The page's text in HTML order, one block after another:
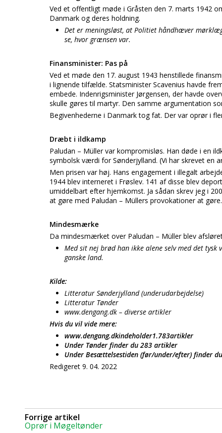
Ved et offentligt møde i Gråsten den 7. marts 1942
Danmark og deres holdning.
Det er meningsløst, at Politiet håndhæver
se, hvor grænsen var.
Finansminister: Pas på
Ved et møde den 17. august 1943 henstillede
i lignende tilfælde. Statsminister Scavenius havde
embede. Indenrigsminister Jørgensen, der havde
skulle gøres til martyr. Den samme argumentation
Begivenhederne i Danmark tog fat. Der var oprør i
Dræbt i ildkamp
Paludan – Müller var kompromisløs. Han døde i en
symbolsk værdi for Sønderjylland. (Vi har skrevet en
Men prisen var høj. Hans engagement i illegalt
1944 blev interneret i Frøslev. 141 af disse blev
umiddelbart efter hjemkomst. Ja sådan skrev jeg i
at gøre med Paludan – Müllers provokationer at gøre.
Mindesmærke
Da mindesmærket over Paludan – Müller blev
Med sit nej brød han ikke alene selv med det
ganske land.
Kilde:
Litteratur Sønderjylland (underudarbejdelse)
Litteratur Tønder
www.dengang.dk – diverse artikler
Hvis du vil vide mere:
www.dengang.dkindeholder1.783artikler
Under Tønder finder du 283 artikler
Under Besættelsestiden (før/under/efter) finder
Redigeret 9. 04. 2022
Forrige artikel
Oprør i Møgeltønder